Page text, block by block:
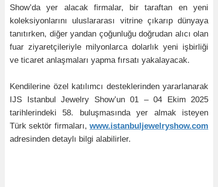
Show’da yer alacak firmalar, bir taraftan en yeni
koleksiyonlarını uluslararası vitrine çıkarıp dünyaya
tanıtırken, diğer yandan çoğunluğu doğrudan alıcı olan
fuar ziyaretçileriyle milyonlarca dolarlık yeni işbirliği
ve ticaret anlaşmaları yapma fırsatı yakalayacak.
Kendilerine özel katılımcı desteklerinden yararlanarak
IJS Istanbul Jewelry Show’un 01 – 04 Ekim 2025
tarihlerindeki 58. buluşmasında yer almak isteyen
Türk sektör firmaları, www.istanbuljewelryshow.com
adresinden detaylı bilgi alabilirler.